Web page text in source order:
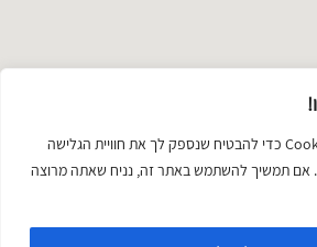
אנו משתמשים בקובצי Cookie כדי להבטיח שנספק לך את חוויית הגלישה
אם תמשיך להשתמש באתר זה, נניח שאתה מרוצה
זכוכית
יודאיקה